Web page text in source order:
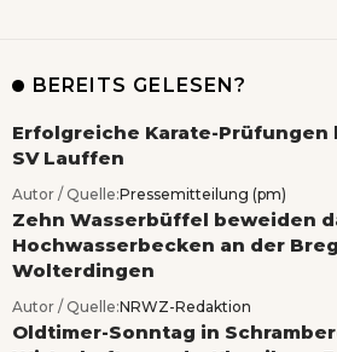
BEREITS GELESEN?
Erfolgreiche Karate-Prüfungen
SV Lauffen
Autor / Quelle:Pressemitteilung (pm)
Zehn Wasserbüffel beweiden
Hochwasserbecken an der
Wolterdingen
Autor / Quelle:NRWZ-Redaktion
Oldtimer-Sonntag in